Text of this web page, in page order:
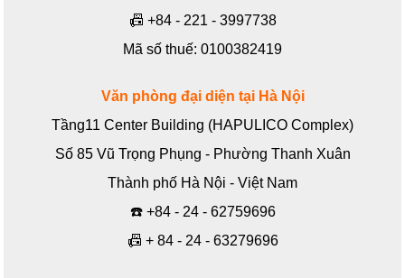
📠 +84 - 221 - 3997738
Mã số thuế: 0100382419
Văn phòng đại diện tại Hà Nội
Tầng11 Center Building (HAPULICO Complex)
Số 85 Vũ Trọng Phụng - Phường Thanh Xuân
Thành phố Hà Nội - Việt Nam
☎️ +84 - 24 - 62759696
📠 + 84 - 24 - 63279696